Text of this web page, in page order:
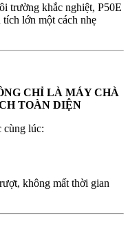
trường khắc nghiệt, P50E
lớn một cách nhẹ
CHỈ LÀ MÁY CHÀ
TOÀN DIỆN
cùng lúc:
không mất thời gian